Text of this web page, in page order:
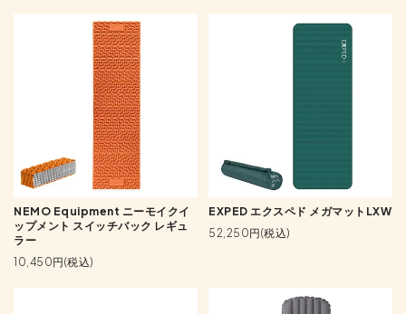
NEMO Equipment ニーモイクイ
ップメント スイッチバック レギュ
ラー
10,450円(税込)
EXPED エクスペド メガマットLXW
52,250円(税込)